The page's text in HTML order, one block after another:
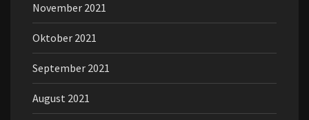
November 2021
Oktober 2021
September 2021
August 2021